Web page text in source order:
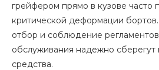
грейфером прямо в кузове часто
критической деформации
отбор и соблюдение регламентов
обслуживания надежно
средства.